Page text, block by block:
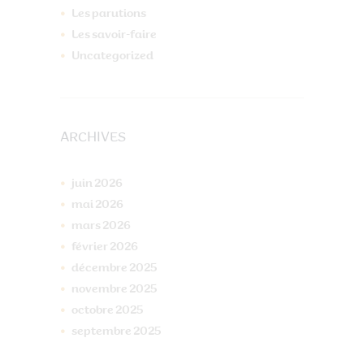
Les parutions
Les savoir-faire
Uncategorized
ARCHIVES
juin 2026
mai 2026
mars 2026
février 2026
décembre 2025
novembre 2025
octobre 2025
septembre 2025